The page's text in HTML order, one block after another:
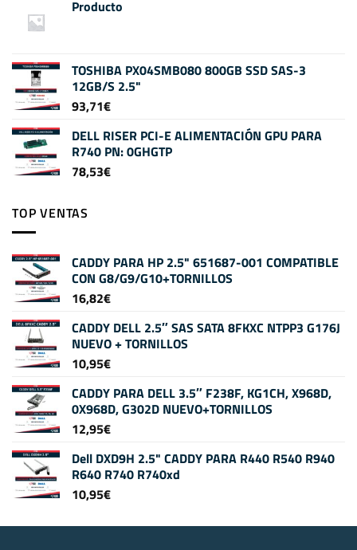
Producto
TOSHIBA PX04SMB080 800GB SSD SAS-3
12GB/S 2.5"
93,71€
DELL RISER PCI-E ALIMENTACIÓN GPU PARA
R740 PN: 0GHGTP
78,53€
TOP VENTAS
CADDY PARA HP 2.5" 651687-001 COMPATIBLE
CON G8/G9/G10+TORNILLOS
16,82€
CADDY DELL 2.5″ SAS SATA 8FKXC NTPP3 G176J
NUEVO + TORNILLOS
10,95€
CADDY PARA DELL 3.5″ F238F, KG1CH, X968D,
0X968D, G302D NUEVO+TORNILLOS
12,95€
Dell DXD9H 2.5" CADDY PARA R440 R540 R940
R640 R740 R740xd
10,95€